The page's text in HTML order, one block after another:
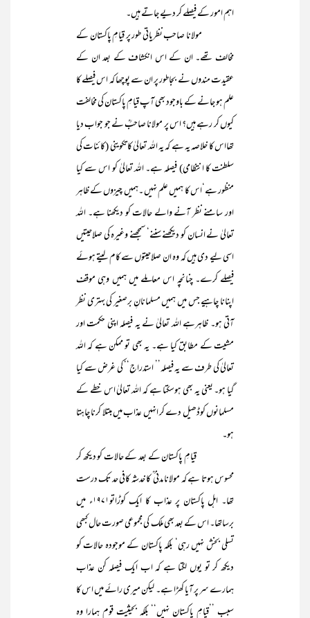
اہم امور کے فیصلے کر دیے جاتے ہیں۔
مولانا صاحب نظریاتی طور پر قیامِ پاکستان کے
مخالف تھے۔ ان کے اس انکشاف کے بعد ان کے
عقیدت مندوں نے بجاطور پر ان سے پوچھا کہ اس فیصلے کا
علم ہو جانے کے باوجود بھی آپ قیامِ پاکستان کی مخالفت
کیوں کر رہے ہیں؟ اس پر مولانا صاحبؒ نے جو جواب دیا
تھااس کا خلاصہ یہ ہے کہ یہ اللہ تعالیٰ کا تکوینی (کائنات کی
سلطنت کا انتظامی) فیصلہ ہے۔ اللہ تعالیٰ کو اس سے کیا
منظور ہے‘اس کا ہمیں علم نہیں ۔ہمیں چیزوں کے ظاہر
اور سامنے نظر آنے والے حالات کو دیکھنا ہے۔ اللہ
تعالیٰ نے انسان کو دیکھنے سننے‘ سمجھنے وغیرہ کی صلاحیتیں
اسی لیے دی ہیں کہ وہ ان صلاحیتوں سے کام لیتے ہوئے
فیصلے کرے۔ چنانچہ اس معاملے میں ہمیں وہی موقف
اپنانا چاہیے جس میں ہمیں مسلمانانِ برصغیر کی بہتری نظر
آتی ہو۔ ظاہرہے اللہ تعالیٰ نے یہ فیصلہ اپنی حکمت اور
مشیت کے مطابق کیا ہے۔ یہ بھی تو ممکن ہے کہ اللہ
تعالیٰ کی طرف سے یہ فیصلہ’’ استدراج‘‘ کی غرض سے کیا
گیا ہو۔ یعنی یہ بھی ہوسکتا ہے کہ اللہ تعالیٰ اس خطے کے
مسلمانوں کوڈھیل دے کر انہیں عذاب میں مبتلا کرنا چاہتا
ہو۔
قیامِ پاکستان کے بعد کے حالات کو دیکھ کر
محسوس ہوتا ہے کہ مولانا مدنی ؒ کا خدشہ کافی حد تک درست
تھا۔ اہل پاکستان پر عذاب کا ایک کوڑاتو۱۹۷۱ء میں
برساتھا۔ اس کے بعد بھی ملک کی مجموعی صورت حال کبھی
تسلی بخش نہیں رہی‘ بلکہ پاکستان کے موجودہ حالات کو
دیکھ کر تو یوں لگتا ہے کہ اب ایک فیصلہ کن عذاب
ہمارے سر پر آیا کھڑا ہے۔ لیکن میری رائے میں اس کا
سبب ’’قیامِ پاکستان نہیں‘‘ بلکہ بحیثیت قوم ہمارا وہ